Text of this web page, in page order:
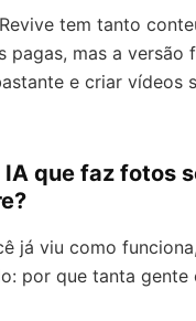
tem tanto
pagas, mas a versão
e criar vídeos
IA que faz fotos
já viu como
por que tanta gente